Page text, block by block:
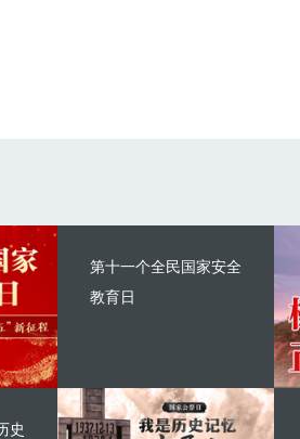
第十一个全民国家安全
教育日
史